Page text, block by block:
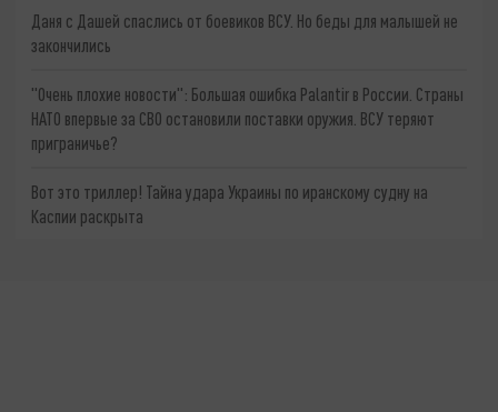
Даня с Дашей спаслись от боевиков ВСУ. Но беды для малышей не
закончились
"Очень плохие новости": Большая ошибка Palantir в России. Страны
НАТО впервые за СВО остановили поставки оружия. ВСУ теряют
приграничье?
Вот это триллер! Тайна удара Украины по иранскому судну на
Каспии раскрыта